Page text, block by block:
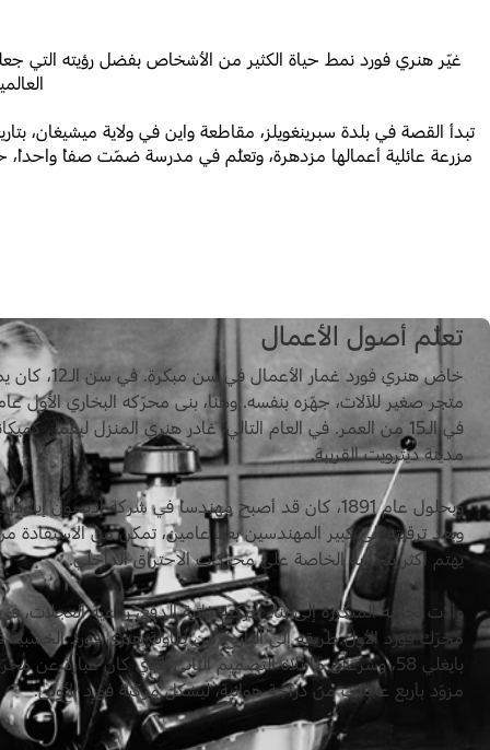
غيّر هنري فورد نمط حياة الكثير من الأشخاص بفضل رؤيته التي
مزرعة عائلية أعمالها مزدهرة، وتعلّم في مدرسة ضمّت صفاً واحداً،
تعلّم أصول الأعمال
خاض هنري فورد
في الـ15 من العمر. في العام التالي، غادر هنري المنزل ليعمل
مدينة ديترويت القريبة.
وبحلول عام 1891، كان قد أصبح مهندساً في شركة إديسون
وبعد ترقيته إلى كبير المهندسين بعد عامين، تمكّن من الاستفادة
يهتم أكثر بتجاربه الخاصة على محرّكات الاحتراق الداخلي.
محرّك فورد الأول طريقه إلى التاريخ من طاولة هنري فورد
بايغلي 58، وسرعان ما تلاه التصميم الثاني الذي كان عبارة
مزوّد بأربع عجلات من دراجة هوائية، ليشكّل مركبة فورد الأولى.